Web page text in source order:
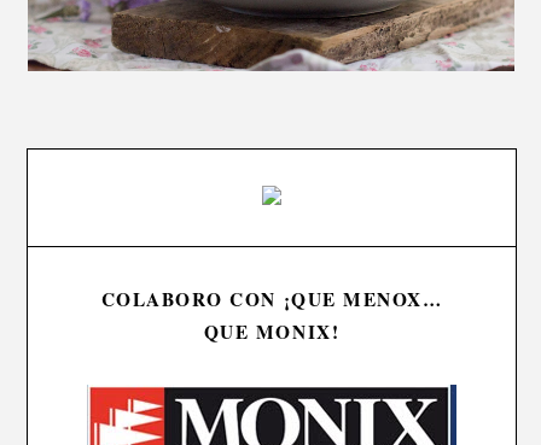
COLABORO CON ¡QUE MENOX…
QUE MONIX!